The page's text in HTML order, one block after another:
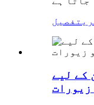
تفصیل
کے لیے
زیورات